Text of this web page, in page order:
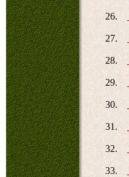
26.
27.
28.
29.
30.
31.
32.
33.